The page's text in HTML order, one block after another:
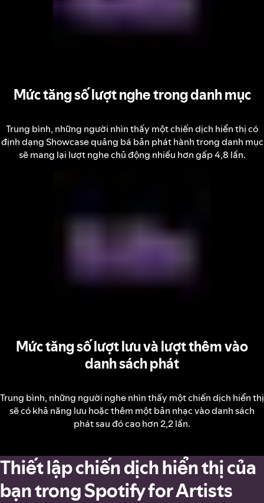
Mức tăng số lượt nghe trong danh mục
Trung bình, những người nhìn thấy một chiến dịch hiển thị có
định dạng Showcase quảng bá bản phát hành trong danh mục
sẽ mang lại lượt nghe chủ động nhiều hơn gấp 4,8 lần.
Mức tăng số lượt lưu và lượt thêm vào
danh sách phát
Trung bình, những người nghe nhìn thấy một chiến dịch hiển thị
sẽ có khả năng lưu hoặc thêm một bản nhạc vào danh sách
phát sau đó cao hơn 2,2 lần.
Thiết lập chiến dịch hiển thị của
bạn trong Spotify for Artists